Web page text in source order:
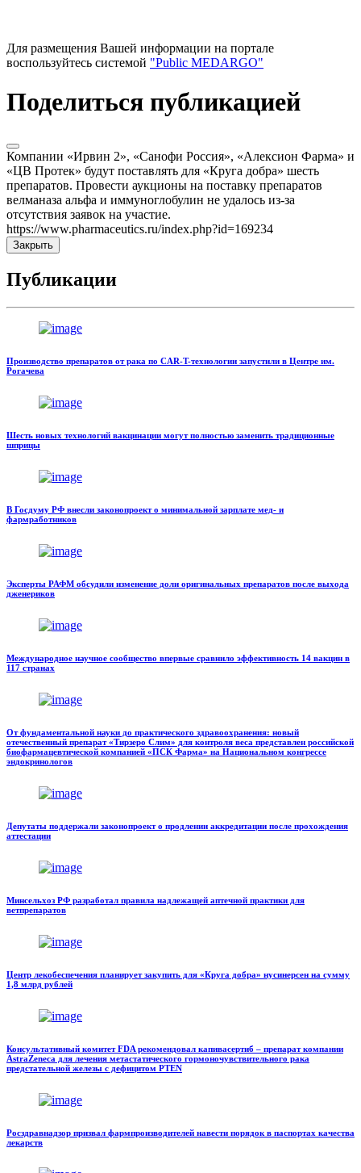
Для размещения Вашей информации на портале
воспользуйтесь системой "Public MEDARGO"
Поделиться публикацией
Компании «Ирвин 2», «Санофи Россия», «Алексион Фарма» и
«ЦВ Протек» будут поставлять для «Круга добра» шесть
препаратов. Провести аукционы на поставку препаратов
велманаза альфа и иммуноглобулин не удалось из-за
отсутствия заявок на участие.
https://www.pharmaceutics.ru/index.php?id=169234
Закрыть
Публикации
Производство препаратов от рака по CAR-T-технологии запустили в Центре им.
Рогачева
Шесть новых технологий вакцинации могут полностью заменить традиционные
шприцы
В Госдуму РФ внесли законопроект о минимальной зарплате мед- и
фармработников
Эксперты РАФМ обсудили изменение доли оригинальных препаратов после выхода
дженериков
Международное научное сообщество впервые сравнило эффективность 14 вакцин в
117 странах
От фундаментальной науки до практического здравоохранения: новый
отечественный препарат «Тирзеро Слим» для контроля веса представлен российской
биофармацевтической компанией «ПСК Фарма» на Национальном конгрессе
эндокринологов
Депутаты поддержали законопроект о продлении аккредитации после прохождения
аттестации
Минсельхоз РФ разработал правила надлежащей аптечной практики для
ветпрепаратов
Центр лекобеспечения планирует закупить для «Круга добра» нусинерсен на сумму
1,8 млрд рублей
Консультативный комитет FDA рекомендовал капивасертиб – препарат компании
AstraZeneca для лечения метастатического гормоночувствительного рака
предстательной железы с дефицитом PTEN
Росздравнадзор призвал фармпроизводителей навести порядок в паспортах качества
лекарств